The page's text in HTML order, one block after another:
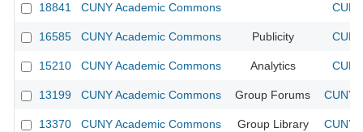
18841 CUNY Academic Commons
16585 CUNY Academic Commons Publicity
15210 CUNY Academic Commons Analytics
13199 CUNY Academic Commons Group Forums CUNY
13370 CUNY Academic Commons Group Library CUNY